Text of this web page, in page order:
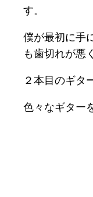
す。
僕が最初に手
も歯切れが悪
２本目のギタ
色々なギター